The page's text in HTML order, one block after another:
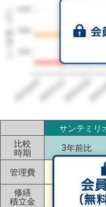
1㎡単価（円）
2023/072023/112024/03
サンテミリ
比較
時期
3年前比
管理費
（+33%）
修繕
積立金
ー